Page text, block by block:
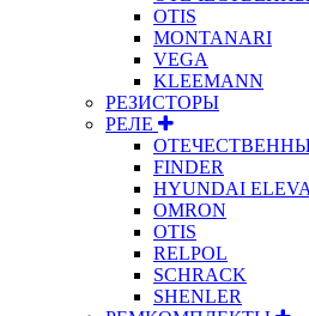
OTIS
MONTANARI
VEGA
KLEEMANN
РЕЗИСТОРЫ
РЕЛЕ
FINDER
HYUNDAI
OMRON
OTIS
RELPOL
SCHRACK
SHENLER